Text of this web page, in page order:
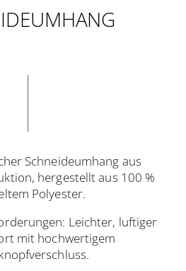
Schneideumhang aus
hergestellt aus 100 %
Polyester.
Leichter, luftiger
mit hochwertigem